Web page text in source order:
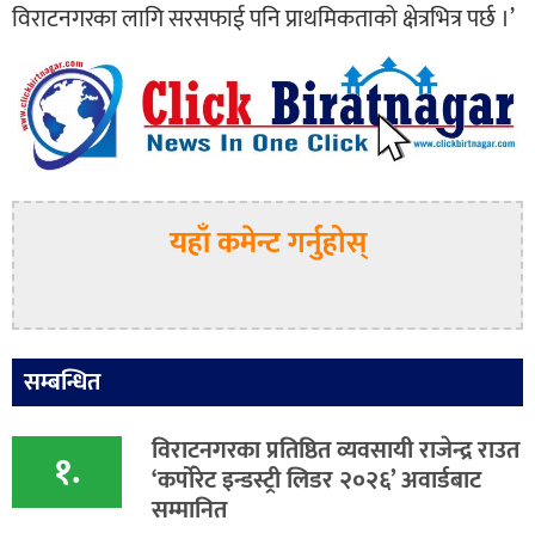
विराटनगरका लागि सरसफाई पनि प्राथमिकताको क्षेत्रभित्र पर्छ ।’
यहाँ कमेन्ट गर्नुहोस्
सम्बन्धित
१. विराटनगरका प्रतिष्ठित व्यवसायी राजेन्द्र राउत
‘कर्पोरेट इन्डस्ट्री लिडर २०२६’ अवार्डबाट
सम्मानित